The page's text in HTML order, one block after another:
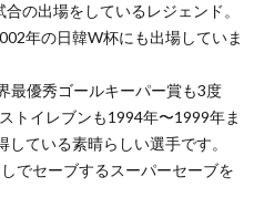
の出場をしているレジェンド。
年の日韓W杯にも出場していま
最優秀ゴールキーパー賞も3度
トイレブンも1994年〜1999年ま
ている素晴らしい選手です。
でセーブするスーパーセーブを